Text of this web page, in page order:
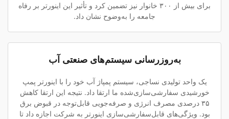
برای بیش از ۳۰۰ خانوار نیز تضمین کرد و تأثیر این اینورتر بر رفاه
جامعه را به‌وضوح نشان داد.
به‌روزرسانی سیستم‌های صنعتی آب
یک واحد تولیدی نساجی، سیستم پمپاژ آب خود را با اینورتر پمپ
خورشیدی سفارشی‌سازی‌شده ما ارتقا داد. نتیجه این ارتقا کاهش
۳۵ درصدی مصرف انرژی و صرفه‌جویی قابل‌توجه در قبوض برق
بود. ویژگی‌های قابل‌سفارشی‌سازی اینورتر به شرکت اجازه داد تا